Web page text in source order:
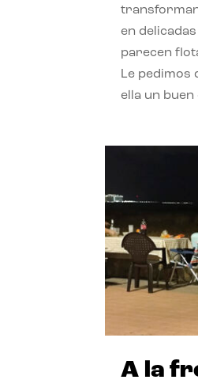
en
parecen
Le pedimos
ella un
A la